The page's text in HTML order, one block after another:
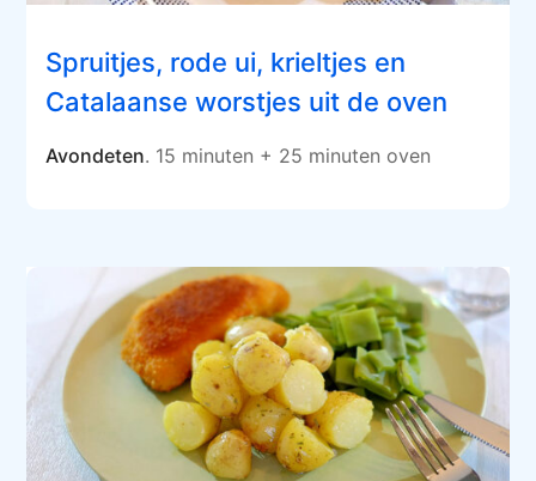
Spruitjes, rode ui, krieltjes en
Catalaanse worstjes uit de oven
Avondeten. 15 minuten + 25 minuten oven